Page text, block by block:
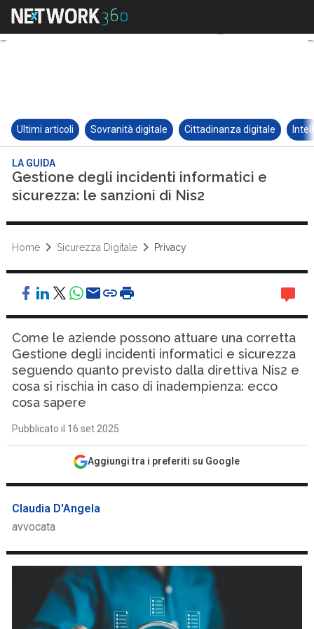
Ultimi articoli Sovranità digitale Cittadinanza digitale
LA GUIDA
Gestione degli incidenti informatici e
sicurezza: le sanzioni di Nis2
Home Sicurezza Digitale Privacy
Come le aziende possono attuare una corretta
Gestione degli incidenti informatici e sicurezza
seguendo quanto previsto dalla direttiva Nis2 e
cosa si rischia in caso di inadempienza: ecco
cosa sapere
Pubblicato il 16 set 2025
Aggiungi tra i preferiti su Google
Claudia D'Angela
avvocata